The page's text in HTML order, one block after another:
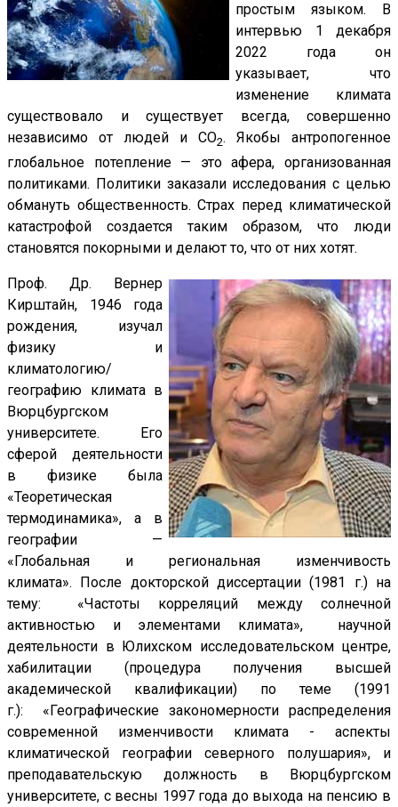
простым языком. В
интервью 1 декабря
2022 года он
указывает, что
изменение климата
существовало и существует всегда, совершенно
независимо от людей и CO2. Якобы антропогенное
глобальное потепление — это афера, организованная
политиками. Политики заказали исследования с целью
обмануть общественность. Страх перед климатической
катастрофой создается таким образом, что люди
становятся покорными и делают то, что от них хотят.
Проф. Др. Вернер
Кирштайн, 1946 года
рождения, изучал
физику и
климатологию/
географию климата в
Вюрцбургском
университете. Его
сферой деятельности
в физике была
«Теоретическая
термодинамика», а в
географии —
«Глобальная и региональная изменчивость
климата». После докторской диссертации (1981 г.) на
тему: «Частоты корреляций между солнечной
активностью и элементами климата», научной
деятельности в Юлихском исследовательском центре,
хабилитации (процедура получения высшей
академической квалификации) по теме (1991
г.): «Географические закономерности распределения
современной изменчивости климата - аспекты
климатической географии северного полушария», и
преподавательскую должность в Вюрцбургском
университете, с весны 1997 года до выхода на пенсию в